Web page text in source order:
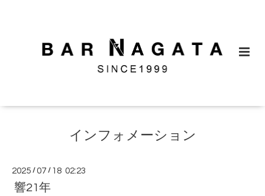
インフォメーション
2025 /07 / 18 02:23
響21年